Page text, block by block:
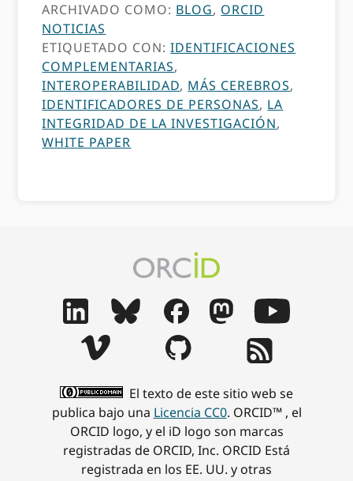
ARCHIVADO COMO: BLOG, ORCID
NOTICIAS
ETIQUETADO CON:IDENTIFICACIONES
COMPLEMENTARIAS,
INTEROPERABILIDAD, MÁS CEREBROS,
IDENTIFICADORES DE PERSONAS, LA
INTEGRIDAD DE LA INVESTIGACIÓN,
WHITE PAPER
El texto de este sitio web se
publica bajo una Licencia CC0. ORCID™ , el
ORCID logo, y el iD logo son marcas
registradas de ORCID, Inc. ORCID Está
registrada en los EE. UU. y otras